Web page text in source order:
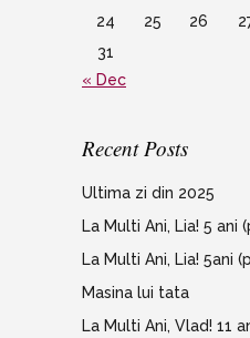
24
25 26
31
« Dec
Recent Posts
Ultima zi din 2025
La Multi Ani, Lia! 5 ani
La Multi Ani, Lia! 5ani
Masina lui tata
La Multi Ani, Vlad! 11